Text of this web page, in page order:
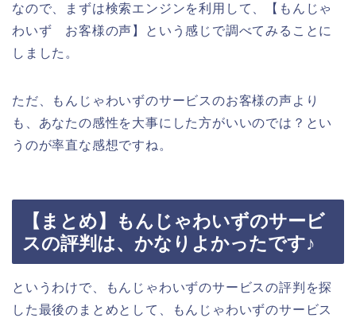
なので、まずは検索エンジンを利用して、【もんじゃ
わいず お客様の声】という感じで調べてみることに
しました。
ただ、もんじゃわいずのサービスのお客様の声より
も、あなたの感性を大事にした方がいいのでは？とい
うのが率直な感想ですね。
【まとめ】もんじゃわいずのサービ
スの評判は、かなりよかったです♪
というわけで、もんじゃわいずのサービスの評判を探
した最後のまとめとして、もんじゃわいずのサービス